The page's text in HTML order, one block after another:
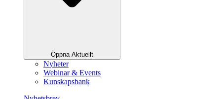
Öppna Aktuellt
Nyheter
Webinar & Events
Kunskapsbank